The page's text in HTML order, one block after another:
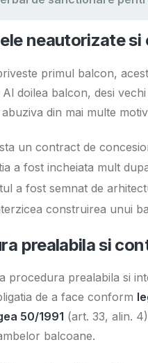
neautorizate
primul balcon,
doilea balcon, desi
din mai multe
un contract de
a fost incheiata mult
a fost semnat de
construirea unui
prealabila si
procedura prealabila si
de a face conform
50/1991 (art. 33, alin.
balcoane.